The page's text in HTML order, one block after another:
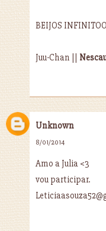
BEIJOS
Juu-Chan ||
Unknown
8/01/2014
Amo a Julia <3
vou participar.